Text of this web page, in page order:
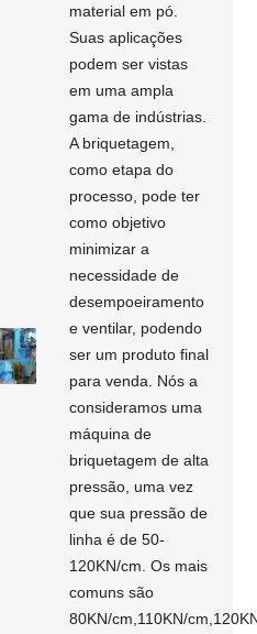
material em pó.
Suas aplicações
podem ser vistas
em uma ampla
gama de indústrias.
A briquetagem,
como etapa do
processo, pode ter
como objetivo
minimizar a
necessidade de
desempoeiramento
e ventilar, podendo
ser um produto final
para venda. Nós a
consideramos uma
máquina de
briquetagem de alta
pressão, uma vez
que sua pressão de
linha é de 50-
120KN/cm. Os mais
comuns são
80KN/cm,110KN/